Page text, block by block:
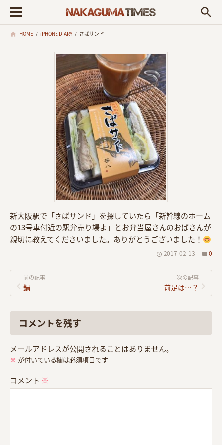
search
HOME / iPHONE DIARY / さばサンド
新大阪駅で「さばサンド」を探していたら「新幹線のホーム
の13号車付近の駅弁売り場よ」とお弁当屋さんのおばさんが
親切に教えてくださいました。ありがとうございました！
2017-02-13 0
前の記事
鍋
次の記事
前足は…？
コメントを残す
メールアドレスが公開されることはありません。
※ が付いている欄は必須項目です
コメント ※